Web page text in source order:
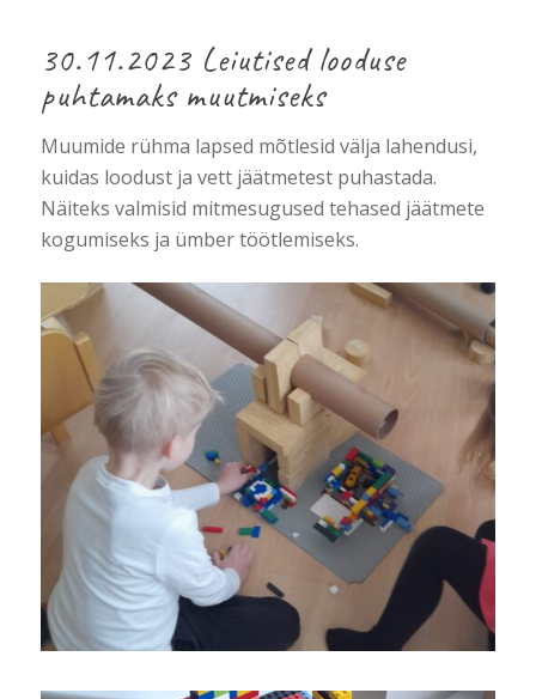
30.11.2023 Leiutised looduse
puhtamaks muutmiseks
Muumide rühma lapsed mõtlesid välja lahendusi,
kuidas loodust ja vett jäätmetest puhastada.
Näiteks valmisid mitmesugused tehased jäätmete
kogumiseks ja ümber töötlemiseks.